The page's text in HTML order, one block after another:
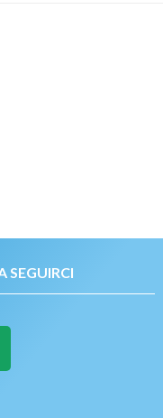
SEGUIRCI